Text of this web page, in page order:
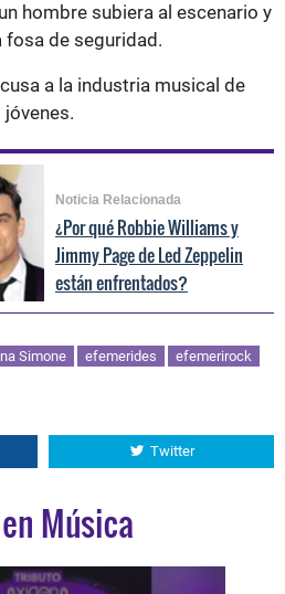
hombre subiera al escenario y
fosa de seguridad.
a la industria musical de
Noticia Relacionada
¿Por qué Robbie Williams y
Jimmy Page de Led Zeppelin
están enfrentados?
Simone efemerides efemerirock
Twitter
Música